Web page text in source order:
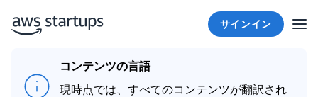
サインイン
コンテンツの言語
現時点では、すべてのコンテンツが翻訳され